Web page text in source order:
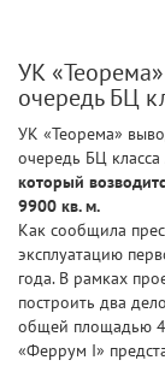
УК
очередь БЦ
УК «Теорема»
очередь БЦ
который
9900 кв. м.
Как сообщила
эксплуатацию
года. В рамках
построить два
общей площадью
«Феррум I»